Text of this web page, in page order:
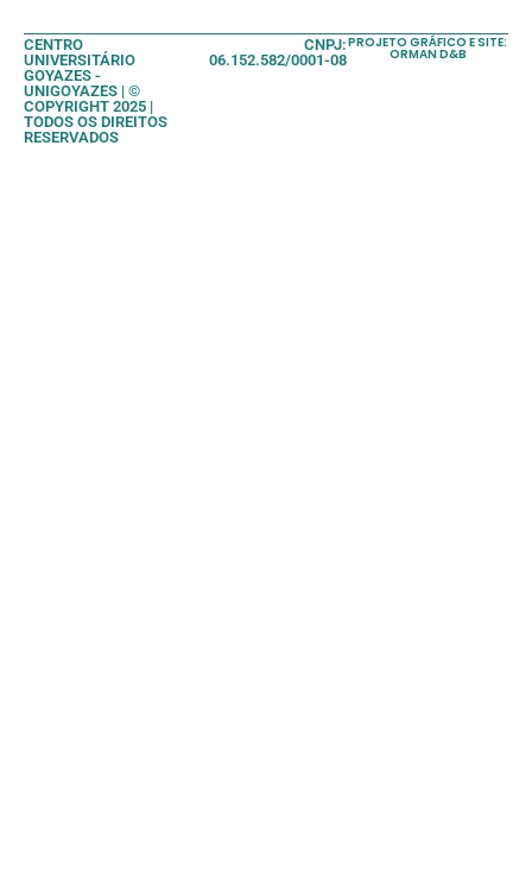
CENTRO
UNIVERSITÁRIO
GOYAZES -
UNIGOYAZES | ©
COPYRIGHT 2025 |
TODOS OS DIREITOS
RESERVADOS
CNPJ:
06.152.582/0001-08
PROJETO GRÁFICO E SITE:
ORMAN D&B